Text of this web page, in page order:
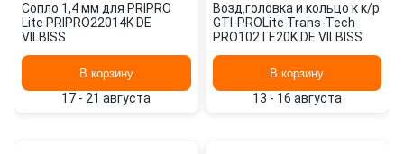
Сопло 1,4 мм для PRIPRO
Lite PRIPRO22014K DE
VILBISS
В корзину
17 - 21 августа
Возд.головка и кольцо к к/р
GTI-PROLite Trans-Tech
PRO102TE20K DE VILBISS
В корзину
13 - 16 августа